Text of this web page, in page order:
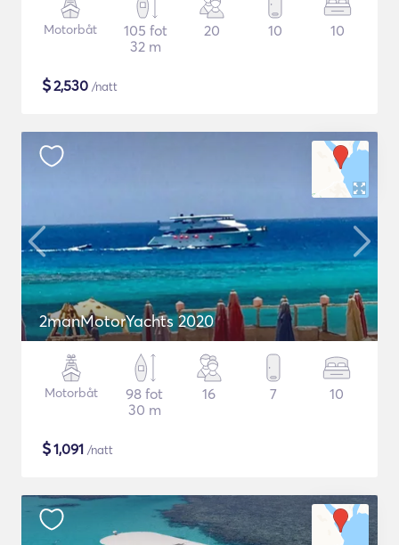
Motorbåt
105 fot
32 m
20 10 10
$2,530 /natt
2manMotorYachts 2020
Motorbåt
98 fot
30 m
16 7 10
$1,091 /natt